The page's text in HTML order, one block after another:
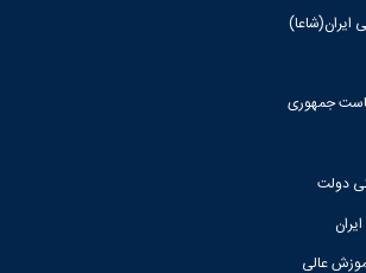
ایران(شاعا)
جمهوری
دولت
عالی